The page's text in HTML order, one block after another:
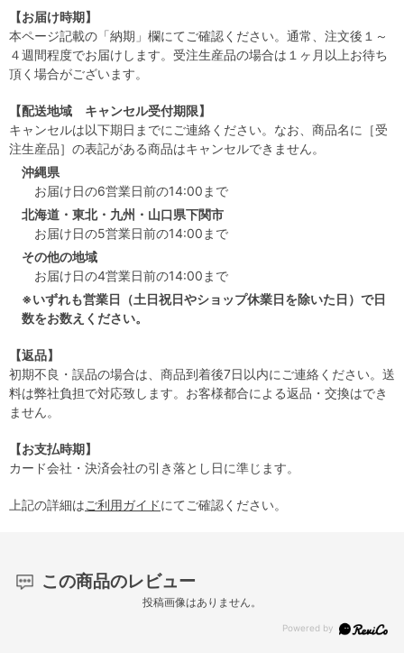
【お届け時期】
本ページ記載の「納期」欄にてご確認ください。通常、注文後１～
４週間程度でお届けします。受注生産品の場合は１ヶ月以上お待ち
頂く場合がございます。
【配送地域 キャンセル受付期限】
キャンセルは以下期日までにご連絡ください。なお、商品名に［受
注生産品］の表記がある商品はキャンセルできません。
沖縄県
お届け日の6営業日前の14:00まで
北海道・東北・九州・山口県下関市
お届け日の5営業日前の14:00まで
その他の地域
お届け日の4営業日前の14:00まで
※いずれも営業日（土日祝日やショップ休業日を除いた日）で日
数をお数えください。
【返品】
初期不良・誤品の場合は、商品到着後7日以内にご連絡ください。送
料は弊社負担で対応致します。お客様都合による返品・交換はでき
ません。
【お支払時期】
カード会社・決済会社の引き落とし日に準じます。
上記の詳細はご利用ガイドにてご確認ください。
この商品のレビュー
投稿画像はありません。